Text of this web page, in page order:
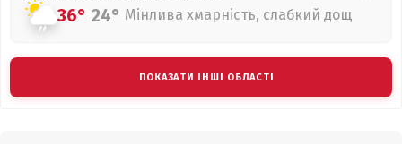
36° 24° Мінлива хмарність, слабкий дощ
ПОКАЗАТИ ІНШІ ОБЛАСТІ